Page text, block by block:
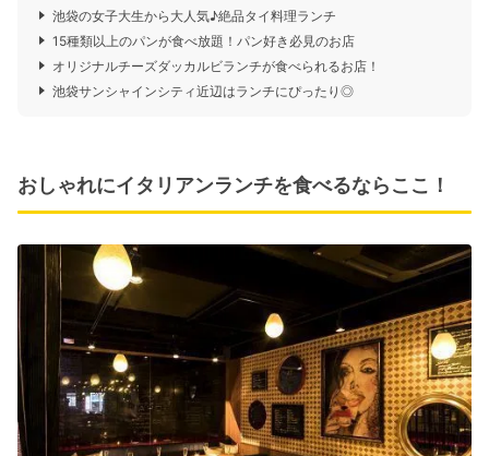
池袋の女子大生から大人気♪絶品タイ料理ランチ
15種類以上のパンが食べ放題！パン好き必見のお店
オリジナルチーズダッカルビランチが食べられるお店！
池袋サンシャインシティ近辺はランチにぴったり◎
おしゃれにイタリアンランチを食べるならここ！